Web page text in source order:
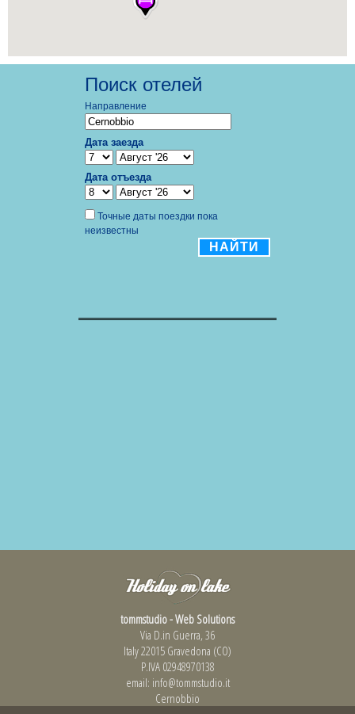
tommstudio - Web Solutions
Via D.in Guerra, 36
Italy 22015 Gravedona (CO)
P.IVA 02948970138
email: info@tommstudio.it
Cernobbio